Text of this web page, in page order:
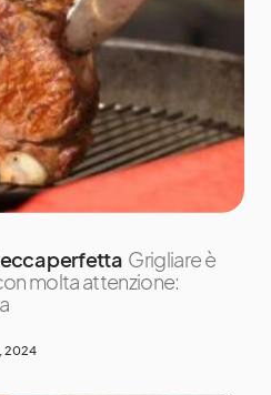
perfetta Grigliare è
molta attenzione:
2024